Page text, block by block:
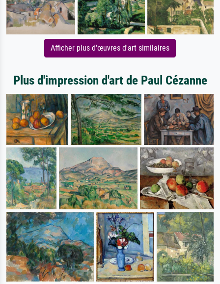
Afficher plus d'œuvres d'art similaires
Plus d'impression d'art de Paul Cézanne